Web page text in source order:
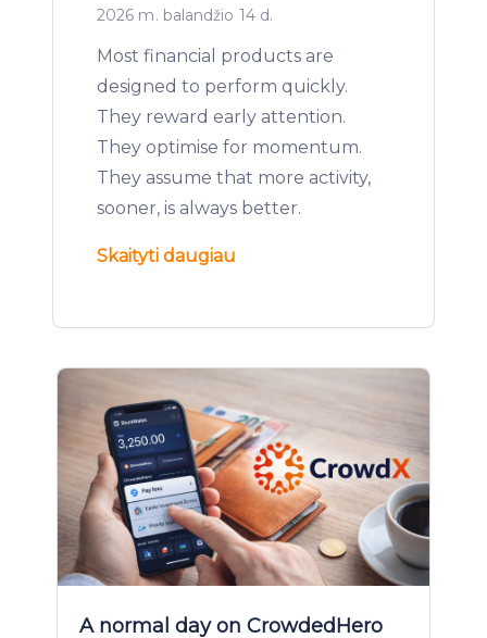
2026 m. balandžio 14 d.
Most financial products are
designed to perform quickly.
They reward early attention.
They optimise for momentum.
They assume that more activity,
sooner, is always better.
Skaityti daugiau
A normal day on CrowdedHero